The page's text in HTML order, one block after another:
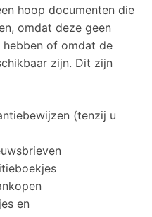
hoop documenten die
omdat deze geen
of omdat de
zijn. Dit zijn
(tenzij u
en